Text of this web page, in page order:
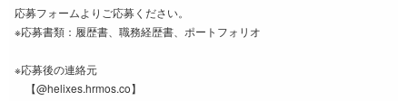
応募フォームよりご応募ください。
※応募書類：履歴書、職務経歴書、ポートフォリオ
※応募後の連絡元
【@helixes.hrmos.co】